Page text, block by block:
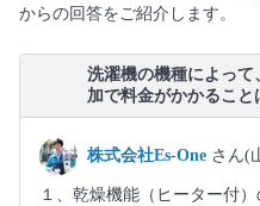
からの回答をご紹介します。
洗濯機の機種によっ
加で料金がかかること
株式会社Es-One さん(
１、乾燥機能（ヒーター付